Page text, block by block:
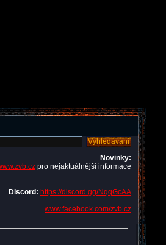
Novinky:
pro nejaktuálnější informace
Discord: https://discord.gg/NqqGcAA
www.facebook.com/zvb.cz